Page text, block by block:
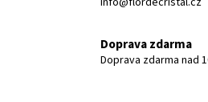
Doprava zdarma
Doprava zdarma nad